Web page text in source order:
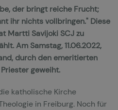
der bringt reiche Frucht;
ihr nichts vollbringen." Diese
Martti Savijoki SCJ zu
Am Samstag, 11.06.2022,
durch den emeritierten
geweiht.
katholische Kirche
in Freiburg. Noch für